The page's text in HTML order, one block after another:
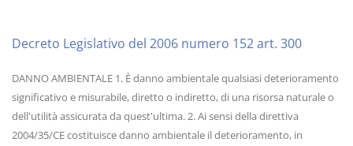
Decreto Legislativo del 2006 numero 152 art. 300
DANNO AMBIENTALE 1. È danno ambientale qualsiasi deterioramento
significativo e misurabile, diretto o indiretto, di una risorsa naturale o
dell'utilità assicurata da quest'ultima. 2. Ai sensi della direttiva
2004/35/CE costituisce danno ambientale il deterioramento, in